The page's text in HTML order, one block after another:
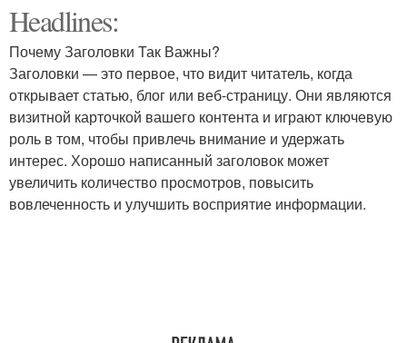
Headlines:
Почему Заголовки Так Важны?
Заголовки — это первое, что видит читатель, когда
открывает статью, блог или веб-страницу. Они являются
визитной карточкой вашего контента и играют ключевую
роль в том, чтобы привлечь внимание и удержать
интерес. Хорошо написанный заголовок может
увеличить количество просмотров, повысить
вовлеченность и улучшить восприятие информации.